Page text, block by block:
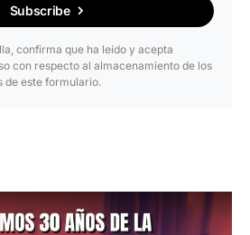
Subscribe
confirma que ha leído y acepta
con respecto al almacenamiento de los
de este formulario.